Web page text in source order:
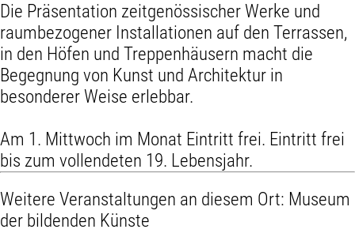
Die Präsentation zeitgenössischer Werke und
raumbezogener Installationen auf den Terrassen,
in den Höfen und Treppenhäusern macht die
Begegnung von Kunst und Architektur in
besonderer Weise erlebbar.
Am 1. Mittwoch im Monat Eintritt frei. Eintritt frei
bis zum vollendeten 19. Lebensjahr.
Weitere Veranstaltungen an diesem Ort: Museum
der bildenden Künste